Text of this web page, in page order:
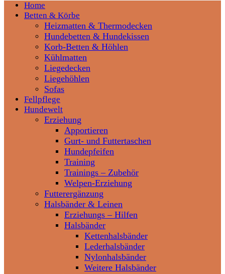
Home
Betten & Körbe
Heizmatten & Thermodecken
Hundebetten & Hundekissen
Korb-Betten & Höhlen
Kühlmatten
Liegedecken
Liegehöhlen
Sofas
Fellpflege
Hundewelt
Erziehung
Apportieren
Gurt- und Futtertaschen
Hundepfeifen
Training
Trainings – Zubehör
Welpen-Erziehung
Futterergänzung
Halsbänder & Leinen
Erziehungs – Hilfen
Halsbänder
Kettenhalsbänder
Lederhalsbänder
Nylonhalsbänder
Weitere Halsbänder